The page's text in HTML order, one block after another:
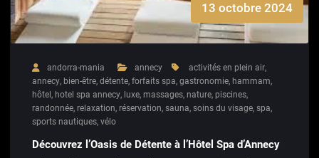
13 octobre 2024
andorra-mania annecy activités en plein air,
annecy, bien-être, détente, forfaits spa, gastronomie, hammam,
hôtel , hotel spa annecy, luxe, massages, nature, piscines,
randonnée, relaxation, réservation, sauna, soins du visage, spa,
sports nautiques, vélo
Découvrez l’Oasis de Détente à l’Hôtel Spa d’Annecy